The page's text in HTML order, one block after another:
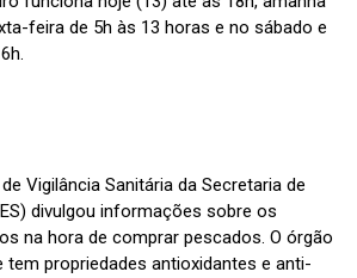
feira de 5h às 13 horas e no sábado e
Vigilância Sanitária da Secretaria de
divulgou informações sobre os
na hora de comprar pescados. O órgão
tem propriedades antioxidantes e anti-